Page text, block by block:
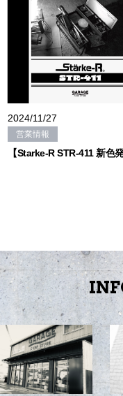
2024/11/27
営業情報
【Starke-R STR-411 新色